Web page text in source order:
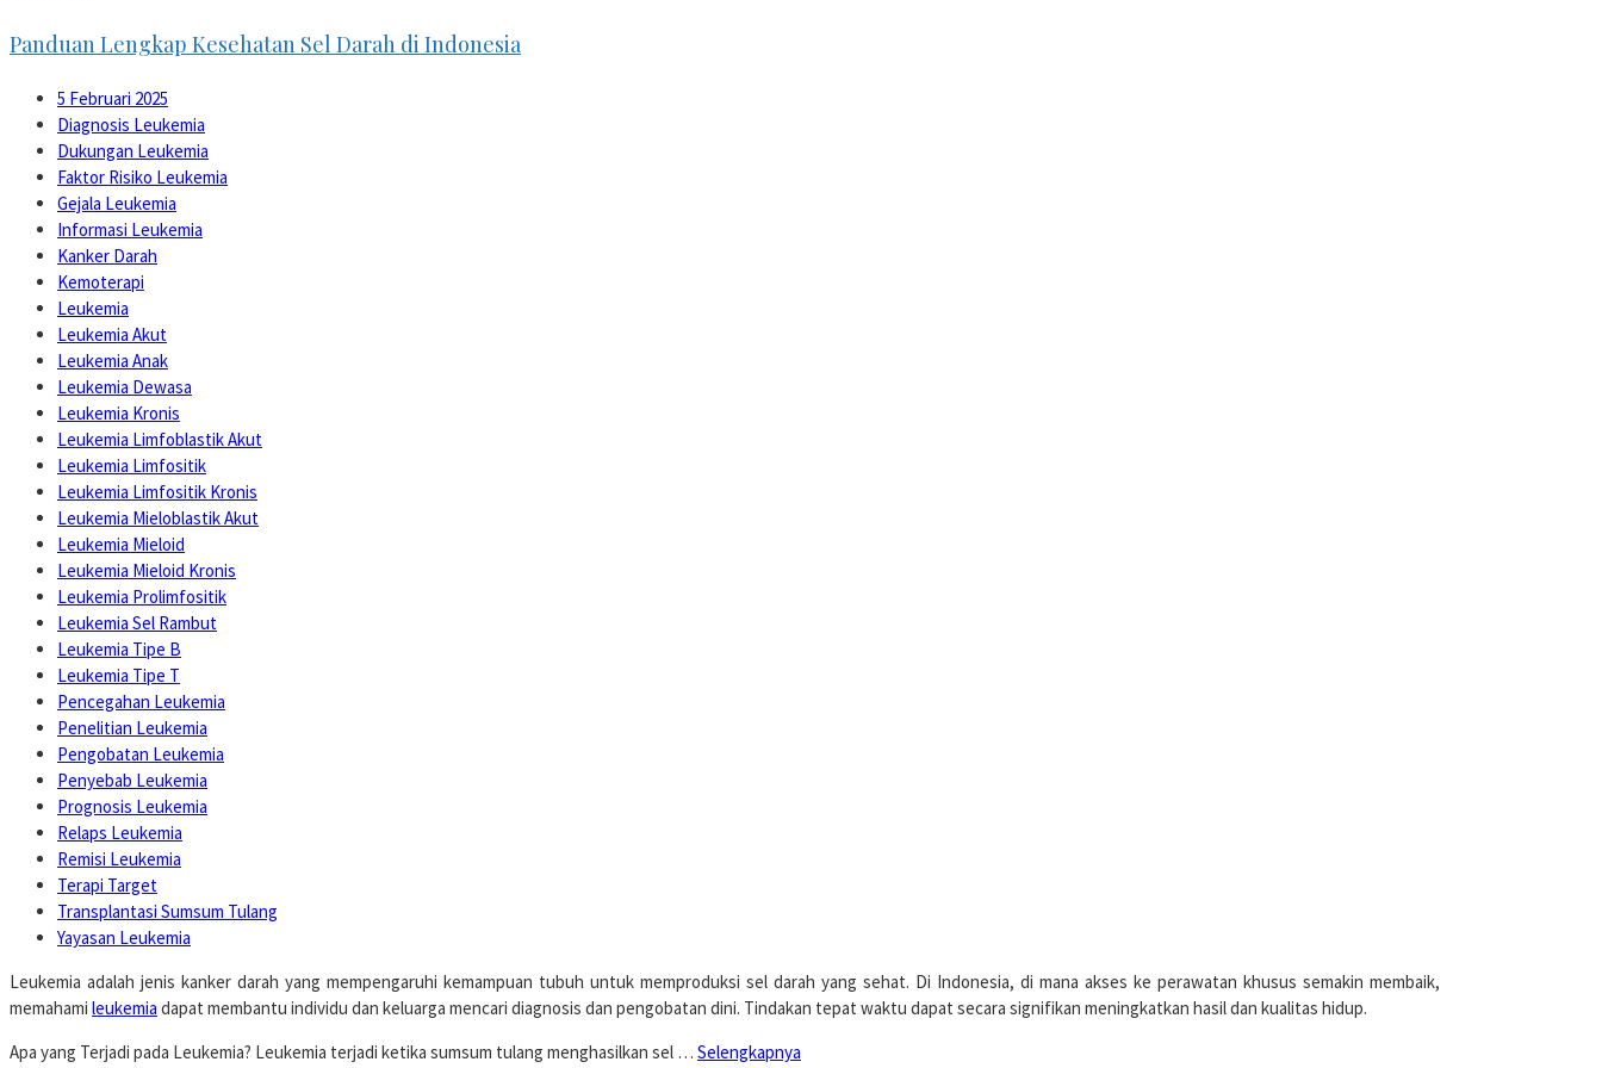
Panduan Lengkap Kesehatan Sel Darah di Indonesia
5 Februari 2025
Diagnosis Leukemia
Dukungan Leukemia
Faktor Risiko Leukemia
Gejala Leukemia
Informasi Leukemia
Kanker Darah
Kemoterapi
Leukemia
Leukemia Akut
Leukemia Anak
Leukemia Dewasa
Leukemia Kronis
Leukemia Limfoblastik Akut
Leukemia Limfositik
Leukemia Limfositik Kronis
Leukemia Mieloblastik Akut
Leukemia Mieloid
Leukemia Mieloid Kronis
Leukemia Prolimfositik
Leukemia Sel Rambut
Leukemia Tipe B
Leukemia Tipe T
Pencegahan Leukemia
Penelitian Leukemia
Pengobatan Leukemia
Penyebab Leukemia
Prognosis Leukemia
Relaps Leukemia
Remisi Leukemia
Terapi Target
Transplantasi Sumsum Tulang
Yayasan Leukemia
Leukemia adalah jenis kanker darah yang mempengaruhi kemampuan tubuh untuk memproduksi sel darah yang sehat. Di Indonesia, di mana akses ke perawatan khusus semakin membaik,
memahami leukemia dapat membantu individu dan keluarga mencari diagnosis dan pengobatan dini. Tindakan tepat waktu dapat secara signifikan meningkatkan hasil dan kualitas hidup.
Apa yang Terjadi pada Leukemia? Leukemia terjadi ketika sumsum tulang menghasilkan sel … Selengkapnya